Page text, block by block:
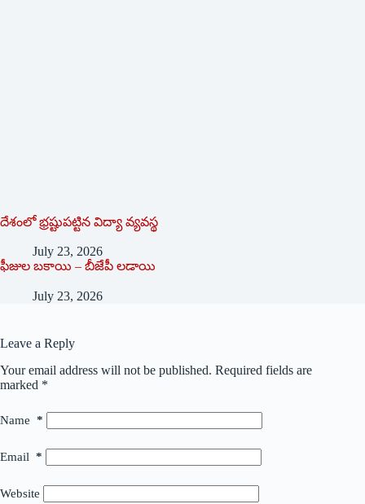
దేశంలో భ్ర‌ష్టుపట్టిన విద్యా వ్యవస్థ
July 23, 2026
ఫీజుల బకాయి – బీజేపీ లడాయి
July 23, 2026
Leave a Reply
Your email address will not be published. Required fields are
marked *
Name *
Email *
Website